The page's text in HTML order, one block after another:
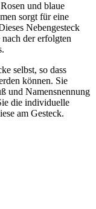
und blaue
sorgt für eine
Nebengesteck
der erfolgten
selbst, so dass
können. Sie
und Namensnennung
die individuelle
am Gesteck.